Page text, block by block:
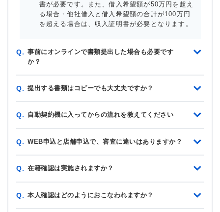
書が必要です。また、借入希望額が50万円を超え
る場合・他社借入と借入希望額の合計が100万円
を超える場合は、収入証明書が必要となります。
Q. 事前にオンラインで書類提出した場合も必要です
か？
Q. 提出する書類はコピーでも大丈夫ですか？
Q. 自動契約機に入ってからの流れを教えてください
Q. WEB申込と店舗申込で、審査に違いはありますか？
Q. 在籍確認は実施されますか？
Q. 本人確認はどのようにおこなわれますか？